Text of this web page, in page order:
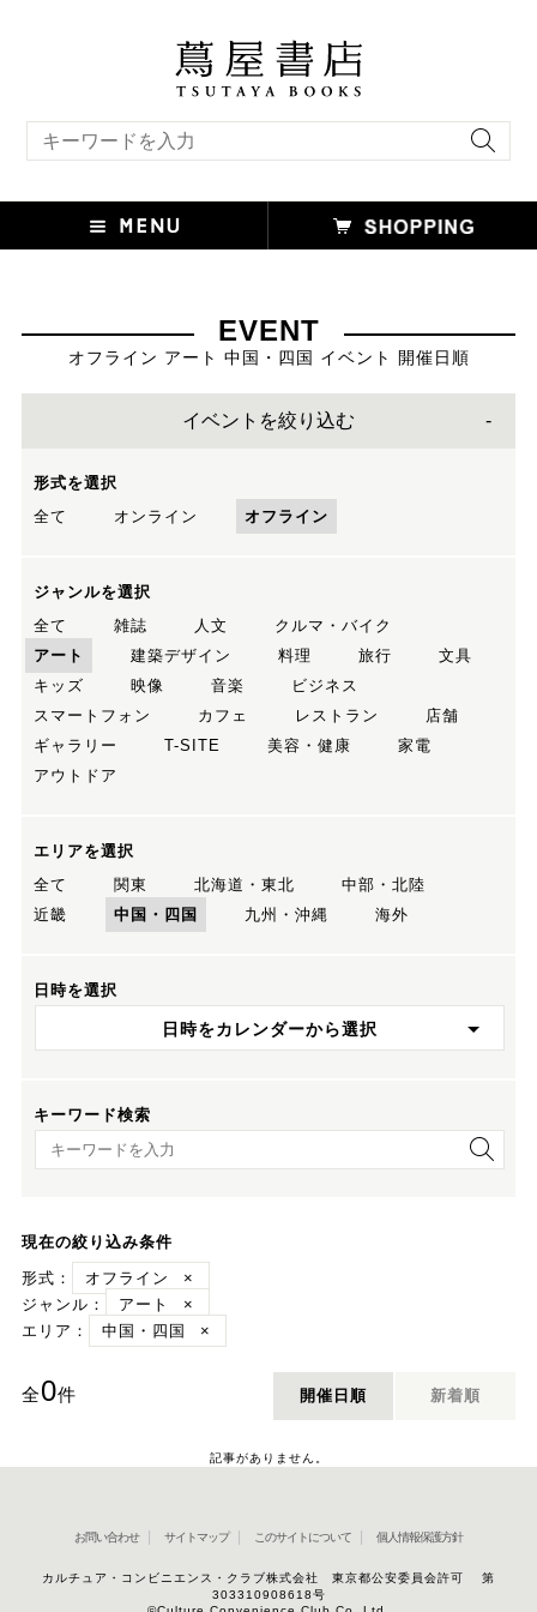
EVENT
オフライン アート 中国・四国 イベント 開催日順
イベントを絞り込む
形式を選択
全て
オンライン オフライン
ジャンルを選択
全て
雑誌 人文
クルマ・バイク
アート
建築デザイン 料理 旅行
文具
キッズ
映像 音楽
ビジネス
スマートフォン
カフェ レストラン
店舗
ギャラリー
T-SITE 美容・健康
家電
アウトドア
エリアを選択
全て
関東 北海道・東北
中部・北陸
近畿
中国・四国 九州・沖縄 海外
日時を選択
日時をカレンダーから選択
キーワード検索
キーワード検索
現在の絞り込み条件
形式：
オフライン
×
ジャンル：
アート
×
エリア：
中国・四国 ×
全0件 開催日順 新着順
記事がありません。
お問い合わせ サイトマップ このサイトについて 個人情報保護方針
カルチュア・コンビニエンス・クラブ株式会社 東京都公安委員会許可 第
303310908618号